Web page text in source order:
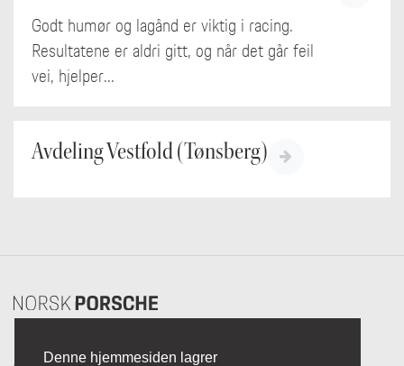
Godt humør og lagånd er viktig i racing.
Resultatene er aldri gitt, og når det går feil
vei, hjelper...
Avdeling Vestfold (Tønsberg)
Denne hjemmesiden lagrer